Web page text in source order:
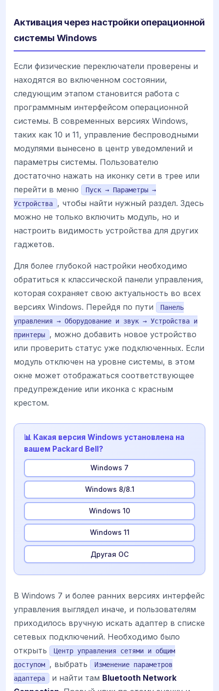
Активация через настройки операционной
системы Windows
Если физические переключатели проверены и
находятся во включенном состоянии,
следующим этапом становится работа с
программным интерфейсом операционной
системы. В современных версиях Windows,
таких как 10 и 11, управление беспроводными
модулями вынесено в центр уведомлений и
параметры системы. Пользователю
достаточно нажать на иконку сети в трее или
перейти в меню
Пуск → Параметры →
Устройства
, чтобы найти нужный раздел. Здесь
можно не только включить модуль, но и
настроить видимость устройства для других
гаджетов.
Для более глубокой настройки необходимо
обратиться к классической панели управления,
которая сохраняет свою актуальность во всех
версиях Windows. Перейдя по пути
Панель
управления → Оборудование и звук → Устройства и
принтеры
, можно добавить новое устройство
или проверить статус уже подключенных. Если
модуль отключен на уровне системы, в этом
окне может отображаться соответствующее
предупреждение или иконка с красным
крестом.
📊 Какая версия Windows установлена на
вашем Packard Bell?
Windows 7
Windows 8/8.1
Windows 10
Windows 11
Другая ОС
В Windows 7 и более ранних версиях интерфейс
управления выглядел иначе, и пользователям
приходилось вручную искать адаптер в списке
сетевых подключений. Необходимо было
открыть
Центр управления сетями и общим
доступом
, выбрать
Изменение параметров
адаптера
и найти там Bluetooth Network